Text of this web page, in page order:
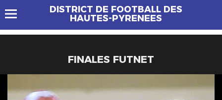
DISTRICT DE FOOTBALL DES
HAUTES-PYRENEES
FINALES FUTNET